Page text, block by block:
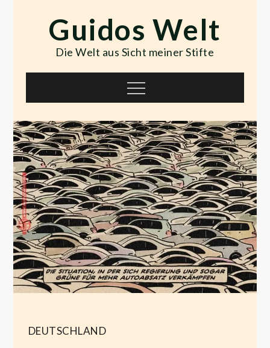
contentGuidos Welt
Die Welt aus Sicht meiner Stifte
Menu
DEUTSCHLAND